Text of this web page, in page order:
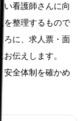
い看護師さんに向
を整理するもので
ろに、求人票・面
伝えします。
安全体制を確かめ